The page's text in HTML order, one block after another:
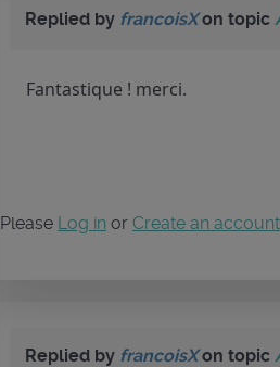
Replied by francoisXon topic
Fantastique ! merci.
Please Log in or Create an account
Replied by francoisXon topic